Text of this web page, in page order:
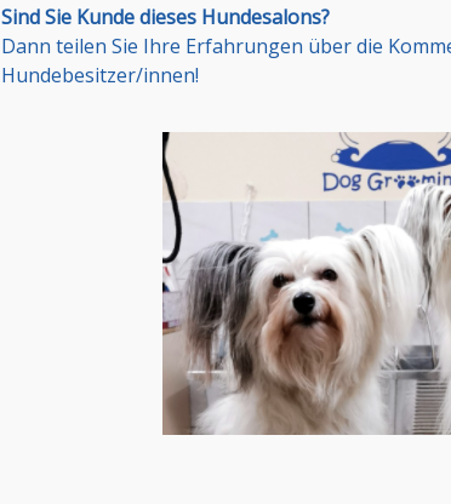
Sind Sie Kunde dieses Hundesalons?
Dann teilen Sie Ihre Erfahrungen über die
Hundebesitzer/innen!